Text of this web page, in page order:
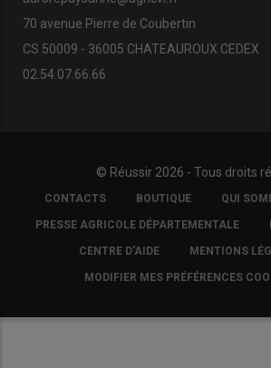
70 avenue Pierre de Coubertin
CS 50009 - 36005 CHATEAUROUX CEDEX
02.54.07.66.66
© Réussir 2026 - Tous droits
FOOTER
COPYRIGHT
CONTACTS BOUTIQUE QUI
PRESSE AGRICOLE DÉPARTEMENTALE
CENTRE D'AIDE MENTIONS
MODIFIER MES PRÉFÉRENCES